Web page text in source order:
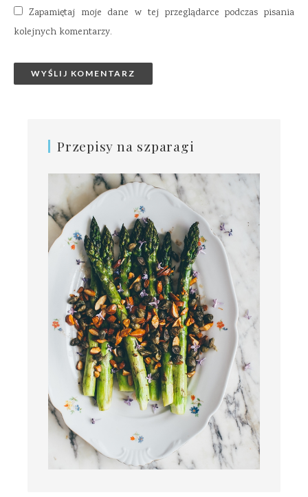
Zapamiętaj moje dane w tej przeglądarce podczas pisania
kolejnych komentarzy.
Przepisy na szparagi